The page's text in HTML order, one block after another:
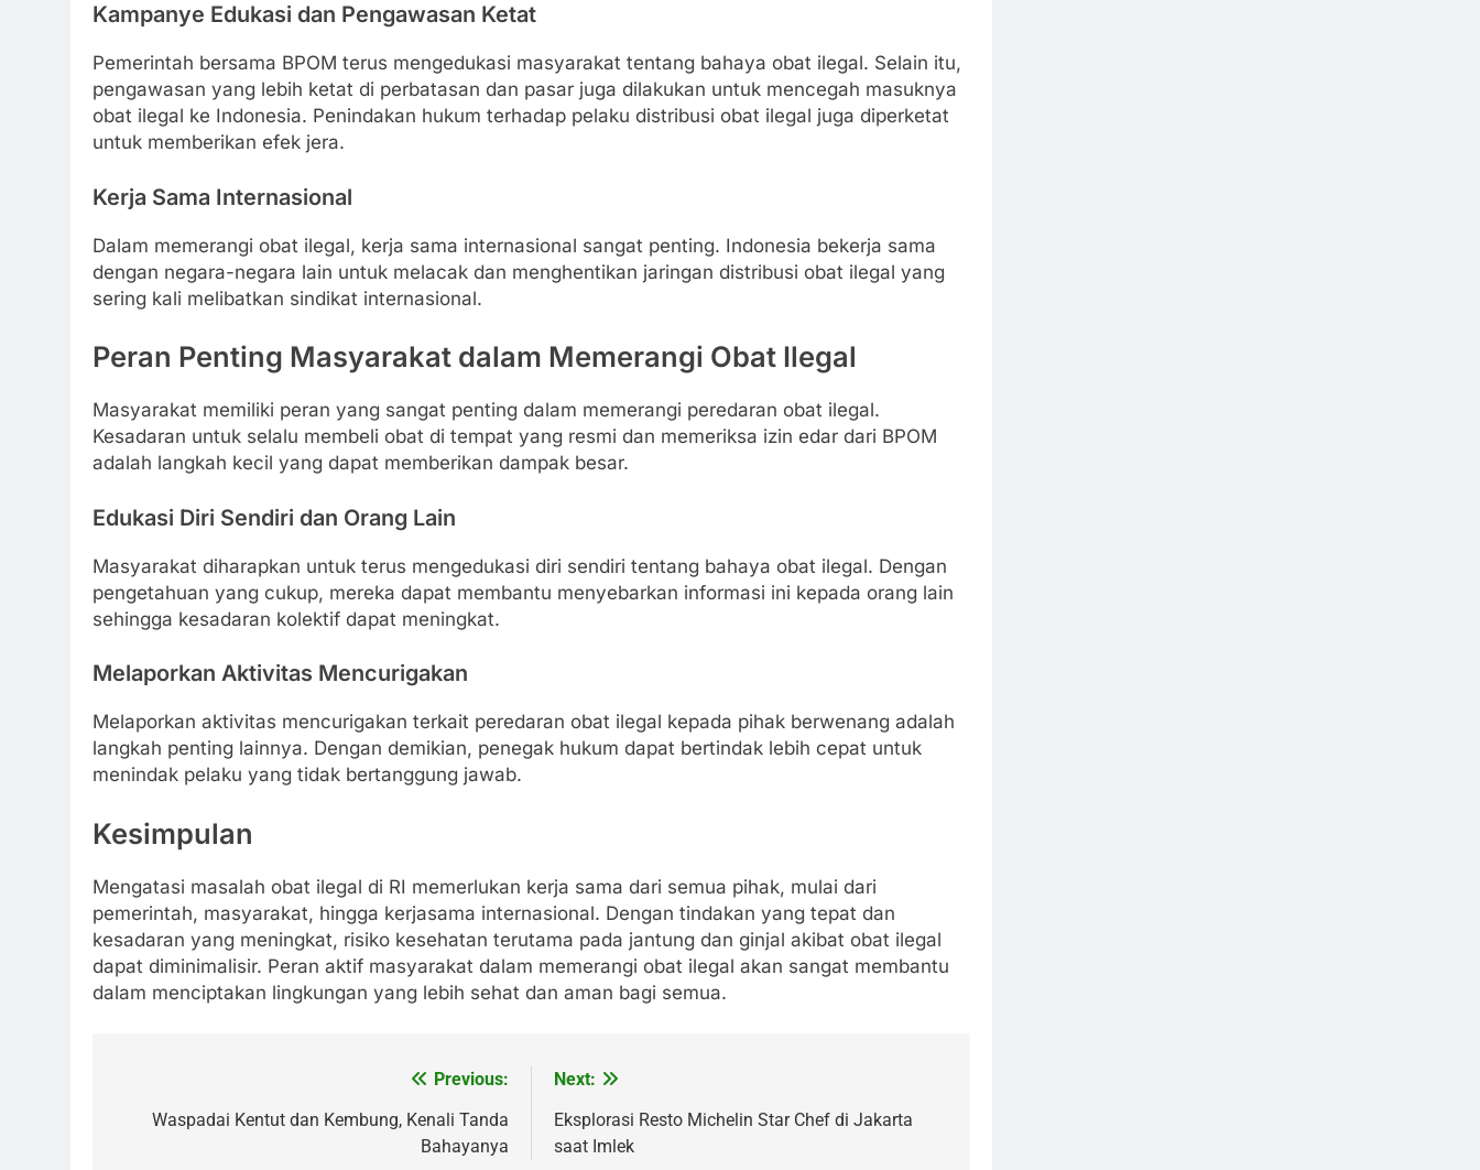
Kampanye Edukasi dan Pengawasan Ketat
Pemerintah bersama BPOM terus mengedukasi masyarakat tentang bahaya obat ilegal. Selain itu,
pengawasan yang lebih ketat di perbatasan dan pasar juga dilakukan untuk mencegah masuknya
obat ilegal ke Indonesia. Penindakan hukum terhadap pelaku distribusi obat ilegal juga diperketat
untuk memberikan efek jera.
Kerja Sama Internasional
Dalam memerangi obat ilegal, kerja sama internasional sangat penting. Indonesia bekerja sama
dengan negara-negara lain untuk melacak dan menghentikan jaringan distribusi obat ilegal yang
sering kali melibatkan sindikat internasional.
Peran Penting Masyarakat dalam Memerangi Obat Ilegal
Masyarakat memiliki peran yang sangat penting dalam memerangi peredaran obat ilegal.
Kesadaran untuk selalu membeli obat di tempat yang resmi dan memeriksa izin edar dari BPOM
adalah langkah kecil yang dapat memberikan dampak besar.
Edukasi Diri Sendiri dan Orang Lain
Masyarakat diharapkan untuk terus mengedukasi diri sendiri tentang bahaya obat ilegal. Dengan
pengetahuan yang cukup, mereka dapat membantu menyebarkan informasi ini kepada orang lain
sehingga kesadaran kolektif dapat meningkat.
Melaporkan Aktivitas Mencurigakan
Melaporkan aktivitas mencurigakan terkait peredaran obat ilegal kepada pihak berwenang adalah
langkah penting lainnya. Dengan demikian, penegak hukum dapat bertindak lebih cepat untuk
menindak pelaku yang tidak bertanggung jawab.
Kesimpulan
Mengatasi masalah obat ilegal di RI memerlukan kerja sama dari semua pihak, mulai dari
pemerintah, masyarakat, hingga kerjasama internasional. Dengan tindakan yang tepat dan
kesadaran yang meningkat, risiko kesehatan terutama pada jantung dan ginjal akibat obat ilegal
dapat diminimalisir. Peran aktif masyarakat dalam memerangi obat ilegal akan sangat membantu
dalam menciptakan lingkungan yang lebih sehat dan aman bagi semua.
navigation
Previous:
Waspadai Kentut dan Kembung, Kenali Tanda
Bahayanya
Next:
Eksplorasi Resto Michelin Star Chef di Jakarta
saat Imlek